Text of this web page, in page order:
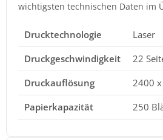
wichtigsten technischen Daten im
Drucktechnologie
Laser
Druckgeschwindigkeit
22
Druckauflösung
2400
Papierkapazität
250